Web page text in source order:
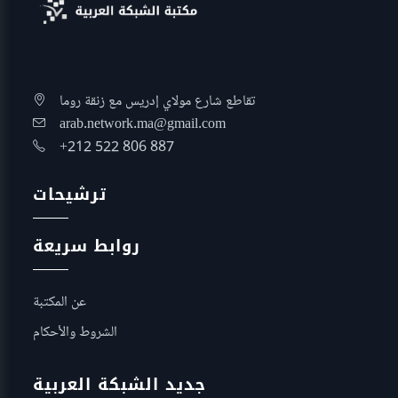
تقاطع شارع مولاي إدريس مع زنقة روما
arab.network.ma@gmail.com
+212 522 806 887
ترشيحات
روابط سريعة
عن المكتبة
الشروط والأحكام
جديد الشبكة العربية